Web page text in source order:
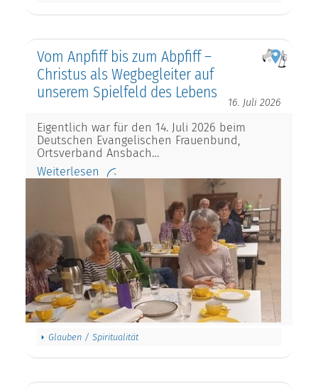
Vom Anpfiff bis zum Abpfiff –
Christus als Wegbegleiter auf
unserem Spielfeld des Lebens
16. Juli 2026
Eigentlich war für den 14. Juli 2026 beim
Deutschen Evangelischen Frauenbund,
Ortsverband Ansbach…
Weiterlesen
Glauben / Spiritualität